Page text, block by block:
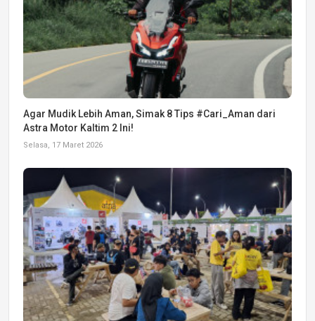
Agar Mudik Lebih Aman, Simak 8 Tips #Cari_Aman dari
Astra Motor Kaltim 2 Ini!
Selasa, 17 Maret 2026